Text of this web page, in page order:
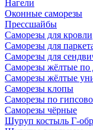
Нагели
Оконные саморезы
Прессшайбы
Саморезы для кровли
Саморезы для
Саморезы для
Саморезы жёлтые по
Саморезы жёлтые
Саморезы клопы
Саморезы по
Саморезы чёрные
Шуруп костыль Г-